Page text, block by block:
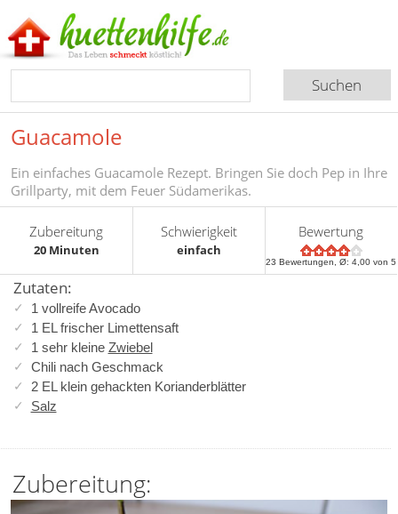
Guacamole
Ein einfaches Guacamole Rezept. Bringen Sie doch Pep in Ihre
Grillparty, mit dem Feuer Südamerikas.
Zubereitung
20 Minuten
Schwierigkeit
einfach
Bewertung
23 Bewertungen, Ø:4,00 von 5
Zutaten:
1 vollreife Avocado
1 EL frischer Limettensaft
1 sehr kleine Zwiebel
Chili nach Geschmack
2 EL klein gehackten Korianderblätter
Salz
Zubereitung: